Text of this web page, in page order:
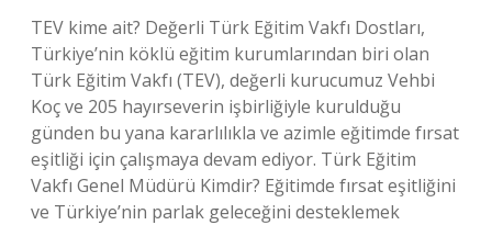
TEV kime ait? Değerli Türk Eğitim Vakfı Dostları,
Türkiye’nin köklü eğitim kurumlarından biri olan
Türk Eğitim Vakfı (TEV), değerli kurucumuz Vehbi
Koç ve 205 hayırseverin işbirliğiyle kurulduğu
günden bu yana kararlılıkla ve azimle eğitimde fırsat
eşitliği için çalışmaya devam ediyor. Türk Eğitim
Vakfı Genel Müdürü Kimdir? Eğitimde fırsat eşitliğini
ve Türkiye’nin parlak geleceğini desteklemek